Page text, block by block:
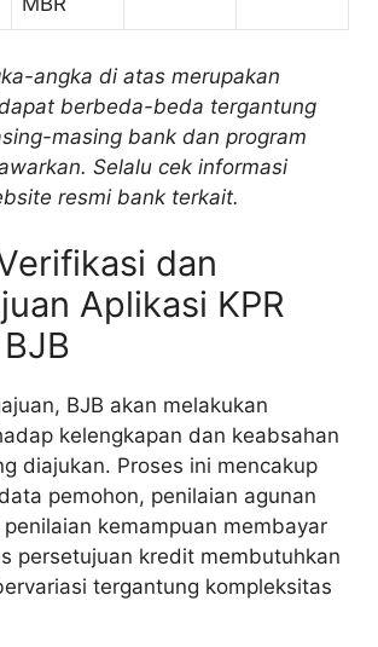
angka di atas merupakan
berbeda-beda tergantung
masing bank dan program
Selalu cek informasi
resmi bank terkait.
dan
Aplikasi KPR
BJB akan melakukan
kelengkapan dan keabsahan
diajukan. Proses ini mencakup
pemohon, penilaian agunan
kemampuan membayar
persetujuan kredit membutuhkan
tergantung kompleksitas